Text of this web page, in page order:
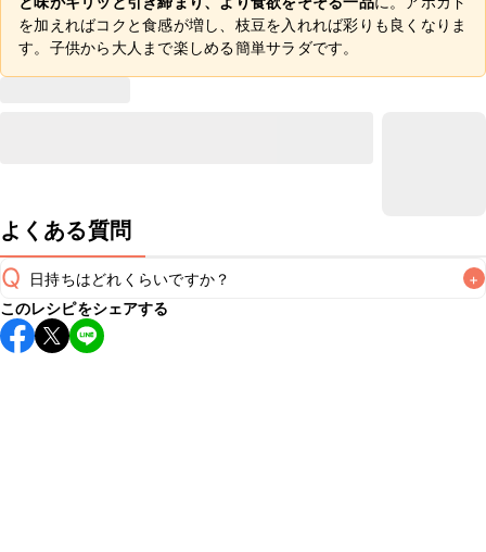
を加えればコクと食感が増し、枝豆を入れれば彩りも良くなりま
す。子供から大人まで楽しめる簡単サラダです。
よくある質問
Q 日持ちはどれくらいですか？ +
保存期間は冷蔵で当日中が目安です。なるべくお早めにお召
し上がりください。
このレシピをシェアする